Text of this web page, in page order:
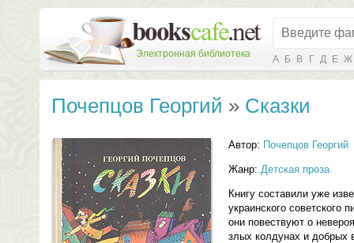
Электронная библиотека А Б В Г Д Е Ж
Почепцов Георгий » Сказки
Автор: Почепцов Георгий
Жанр: Детская проза
Книгу составили уже
украинского советского
они повествуют о
злых колдунах и добрых